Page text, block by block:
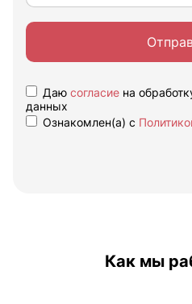
Даю согласие на
данных
Ознакомлен(а) с
Как мы